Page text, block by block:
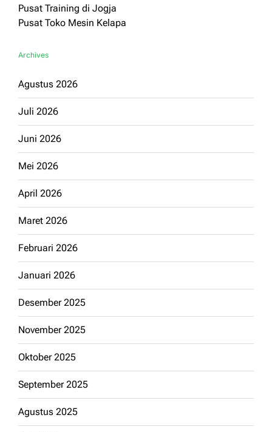
Pusat Training di Jogja
Pusat Toko Mesin Kelapa
Archives
Agustus 2026
Juli 2026
Juni 2026
Mei 2026
April 2026
Maret 2026
Februari 2026
Januari 2026
Desember 2025
November 2025
Oktober 2025
September 2025
Agustus 2025